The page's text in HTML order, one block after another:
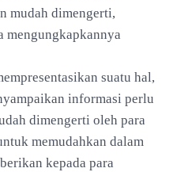
mudah dimengerti,
mengungkapkannya
suatu hal,
informasi perlu
dimengerti oleh para
memudahkan dalam
kepada para